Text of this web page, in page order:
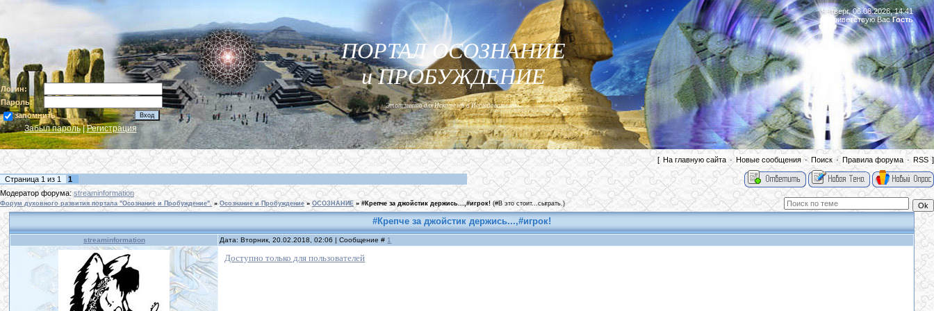
Логин:
Пароль:
запомнить
Забыл пароль|Регистрация
ПОРТАЛ ОСОЗНАНИЕ
и ПРОБУЖДЕНИЕ
Этот место для Искателей и Исследователей...
Четверг, 06.08.2026, 14:41
Приветствую ВасГость
|
[ На главную сайта · Новые сообщения· Поиск · Правила форума · RSS ]
Страница 1 из 1
1
Модератор форума:streaminformation
Форум духовного развития портала "Осознание и Пробуждение". » Осознание и Пробуждение » ОСОЗНАНИЕ » #Крепче за джойстик держись...,#игрок! (#В это стоит...сыграть.)
#Крепче за джойстик держись...,#игрок!
streaminformation Дата: Вторник, 20.02.2018, 02:06 | Сообщение # 1
Доступно только для пользователей